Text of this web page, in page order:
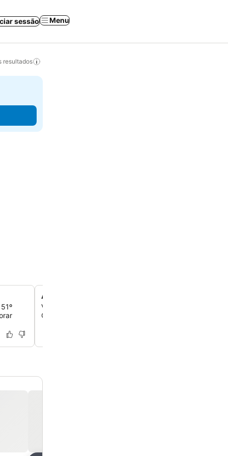
sessão Menu
resultados
Acesso exclusivo e ofertas no onsen
Você recebe ofertas especiais e acesso de manhã
Onsen, que fica ao lado, para uma experiência única